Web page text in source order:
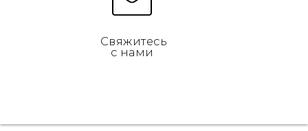
Свяжитесь
с нами